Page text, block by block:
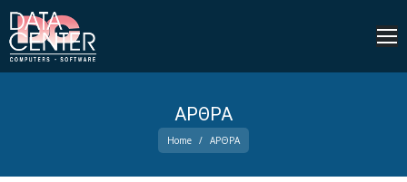
ΑΡΘΡΑ
You are here:
Home ΑΡΘΡΑ